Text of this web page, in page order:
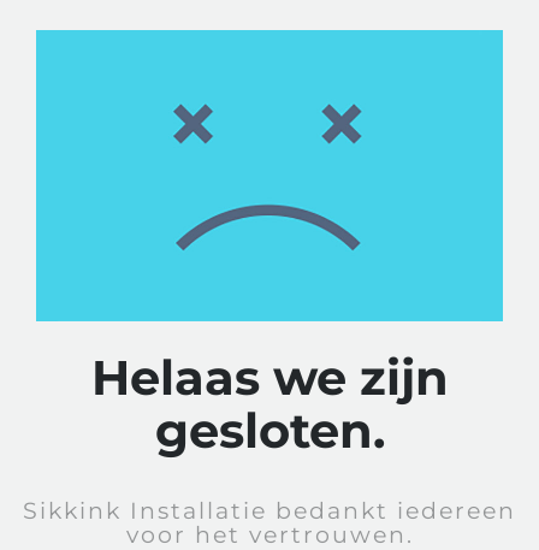
Helaas we zijn
gesloten.
Sikkink Installatie bedankt iedereen
voor het vertrouwen.